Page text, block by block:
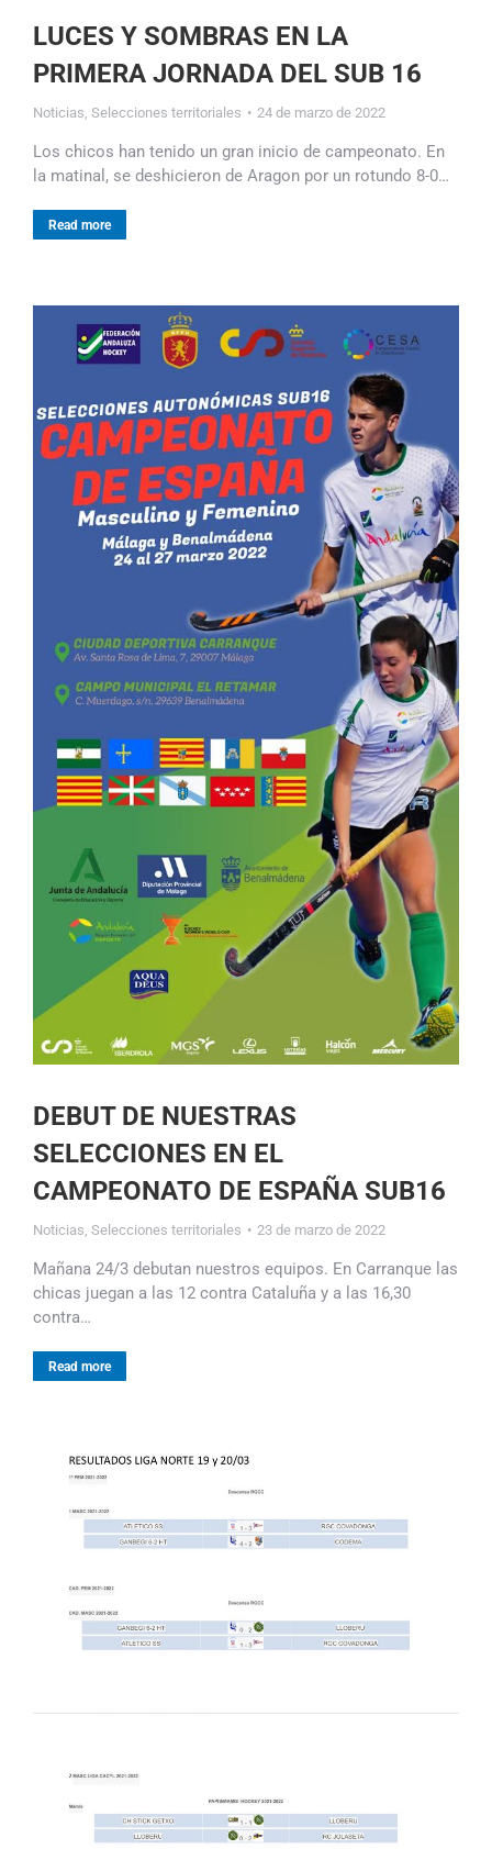
LUCES Y SOMBRAS EN LA
PRIMERA JORNADA DEL SUB 16
Noticias, Selecciones territoriales 24 de marzo de 2022
Los chicos han tenido un gran inicio de campeonato. En
la matinal, se deshicieron de Aragon por un rotundo 8-0…
Read more
DEBUT DE NUESTRAS
SELECCIONES EN EL
CAMPEONATO DE ESPAÑA SUB16
Noticias Selecciones territoriales 23 de marzo de 2022
Mañana 24/3 debutan nuestros equipos. En Carranque las
chicas juegan a las 12 contra Cataluña y a las 16,30
contra…
Read more